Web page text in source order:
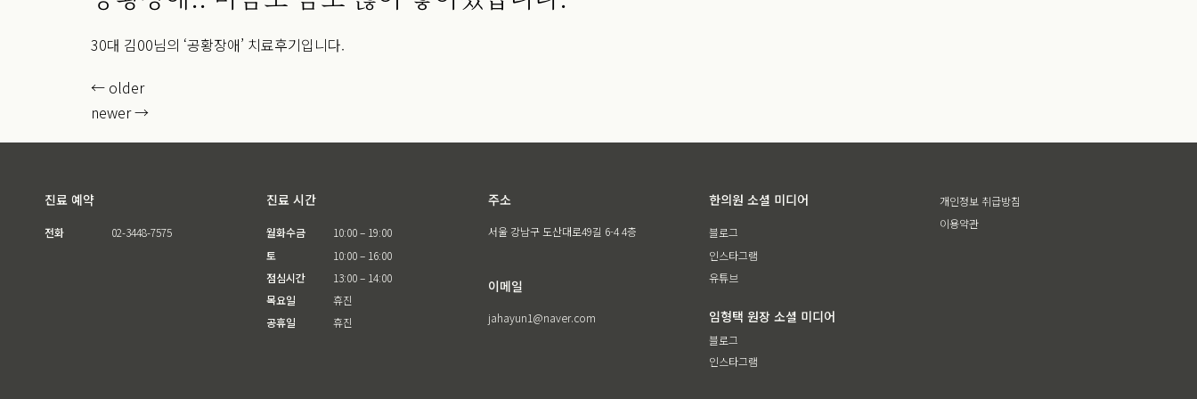
30대 김00님의 ‘공황장애’ 치료후기입니다.
← older
newer→
진료 예약
전화 02-3448-7575
진료 시간
월화수금
토
점심시간
목요일
공휴일
10:00 – 19:00
10:00 – 16:00
13:00 – 14:00
휴진
휴진
주소
서울 강남구 도산대로49길 6-4 4층
이메일
jahayun1@naver.com
한의원 소셜 미디어
블로그
인스타그램
유튜브
임형택 원장 소셜 미디어
블로그
인스타그램
개인정보 취급방침
이용약관